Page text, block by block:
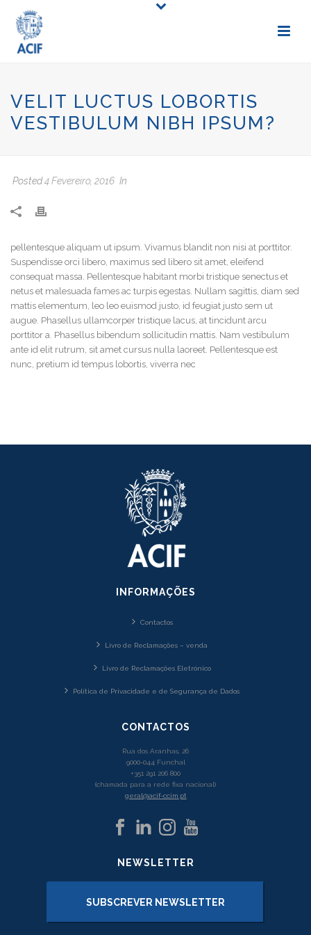
VELIT LUCTUS LOBORTIS
VESTIBULUM NIBH IPSUM?
Posted4 Fevereiro, 2016 In
pellentesque aliquam ut ipsum. Vivamus blandit non nisi at porttitor.
Suspendisse orci libero, maximus sed libero sit amet, eleifend
consequat massa. Pellentesque habitant morbi tristique senectus et
netus et malesuada fames ac turpis egestas. Nullam sagittis, diam sed
mattis elementum, leo leo euismod justo, id feugiat justo sem ut
augue. Phasellus ullamcorper tristique lacus, at tincidunt arcu
porttitor a. Phasellus bibendum sollicitudin mattis. Nam vestibulum
ante id elit rutrum, sit amet cursus nulla laoreet. Pellentesque est
nunc, pretium id tempus lobortis, viverra nec
INFORMAÇÕES
Contactos
Livro de Reclamações – venda
Livro de Reclamações Eletrónico
Política de Privacidade e de Segurança de Dados
CONTACTOS
Rua dos Aranhas, 26
9000-044 Funchal
+351 291 206 800
(chamada para a rede fixa nacional)
geral@acif-ccim.pt
NEWSLETTER
SUBSCREVER NEWSLETTER